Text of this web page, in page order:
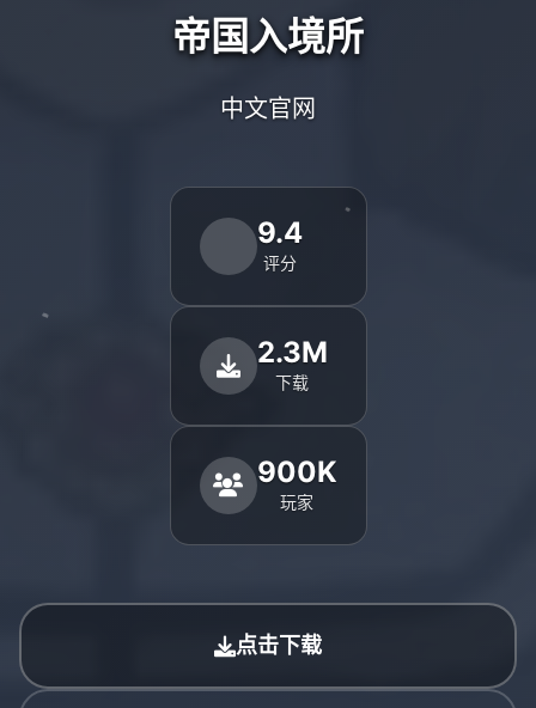
帝国入境所
中文官网
9.4
评分
2.3M
下载
900K
玩家
点击下载